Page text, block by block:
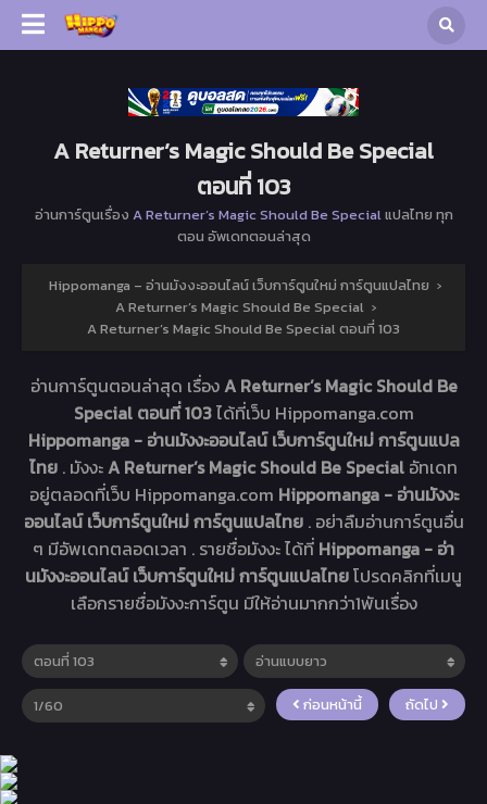
A Returner’s Magic Should Be Special
ตอนที่ 103
อ่านการ์ตูนเรื่อง A Returner’s Magic Should Be Specialแปลไทย ทุก
ตอน อัพเดทตอนล่าสุด
Hippomanga – อ่านมังงะออนไลน์ เว็บการ์ตูนใหม่ การ์ตูนแปลไทย ›
A Returner’s Magic Should Be Special ›
A Returner’s Magic Should Be Special ตอนที่ 103
อ่านการ์ตูนตอนล่าสุด เรื่องA Returner’s Magic Should Be
Special ตอนที่ 103ได้ที่เว็บ Hippomanga.com
Hippomanga - อ่านมังงะออนไลน์ เว็บการ์ตูนใหม่ การ์ตูนแปล
ไทย . มังงะA Returner’s Magic Should Be Special อัทเดท
อยู่ตลอดที่เว็บ Hippomanga.com Hippomanga - อ่านมังงะ
ออนไลน์ เว็บการ์ตูนใหม่ การ์ตูนแปลไทย . อย่าลืมอ่านการ์ตูนอื่น
ๆ มีอัพเดทตลอดเวลา . รายชื่อมังงะ ได้ที่ Hippomanga - อ่า
นมังงะออนไลน์ เว็บการ์ตูนใหม่ การ์ตูนแปลไทยโปรดคลิกที่เมนู
เลือกรายชื่อมังงะการ์ตูน มีให้อ่านมากกว่า1พันเรื่อง
ก่อนหน้านี้ ถัดไป